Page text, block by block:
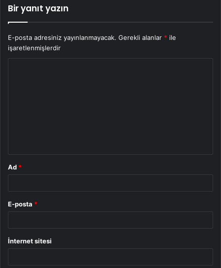
Bir yanıt yazın
E-posta adresiniz yayınlanmayacak. Gerekli alanlar * ile
işaretlenmişlerdir
Ad *
E-posta *
İnternet sitesi